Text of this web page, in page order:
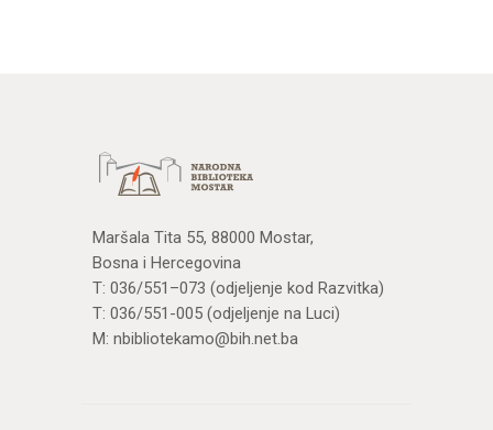
Maršala Tita 55, 88000 Mostar,
Bosna i Hercegovina
T: 036/551–073 (odjeljenje kod Razvitka)
T: 036/551-005 (odjeljenje na Luci)
M: nbibliotekamo@bih.net.ba